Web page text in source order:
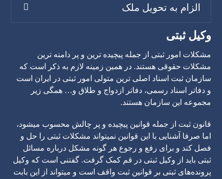
الزام به تحویل ملک
وکیل ثبتی
مشکلات امور ثبتی از جمله پیچیده ترین و پر دامنه ترین
مشکلات حقوقی هستند. در همین زمینه لازم به ذکر است که
سازمان ثبت اسناد اصلی ترین متولی امور ثبتی در ایران است
و دفاتر اسناد رسمی، دفاتر ازدواج و طلاق و… همگی زیر
مجموعه این سازمان هستند.
قانون ثبت از جمله قوانین پیچیده و پر چالش محسوب میشود،
اما صرفا آشنایی با این قوانین نمیتواند مشکلات ثبتی را حل و
فصل کند و برای رفع و رجوع هر گونه مشکل درباره مسائل
ثبتی باید از وکیل ثبتی در قم کمک گرفت. گفتنی است که وکیل
پرونده‌های ثبتی بر قوانین ثبت واقف است و میتواند از این بابت